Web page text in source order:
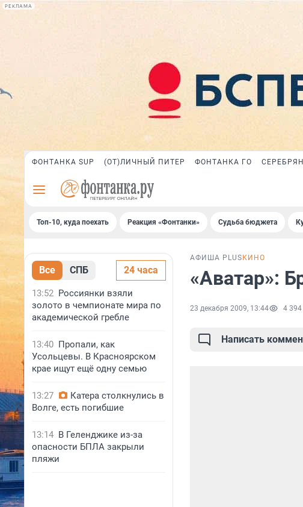
РЕКЛАМА
ФОНТАНКА SUP (ОТ)ЛИЧНЫЙ ПИТЕР ФОНТАНКА ГО
Топ-10, куда поехать Реакция «Фонтанки» Судьба бюджета
Все СПБ 24 часа
13:52 Россиянки взяли
золото в чемпионате мира по
академической гребле
13:40 Пропали, как
Усольцевы. В Красноярском
крае ищут ещё одну семью
13:27
Катера столкнулись в
Волге, есть погибшие
13:14 В Геленджике из-за
опасности БПЛА закрыли
пляжи
АФИША PLUS КИНО
«Аватар»:
23 декабря 2009, 13:44 4 394
Написать